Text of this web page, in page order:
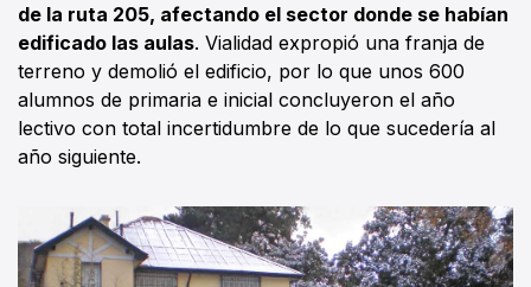
de la ruta 205, afectando el sector donde se habían
edificado las aulas. Vialidad expropió una franja de
terreno y demolió el edificio, por lo que unos 600
alumnos de primaria e inicial concluyeron el año
lectivo con total incertidumbre de lo que sucedería al
año siguiente.